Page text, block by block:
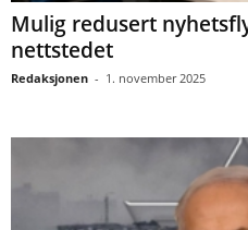
Mulig redusert
nettstedet
Redaksjonen - 1. november 2025